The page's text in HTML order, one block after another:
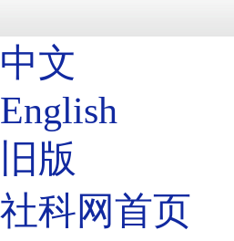
中文
English
旧版
社科网首页